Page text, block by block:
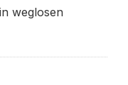
weglosen